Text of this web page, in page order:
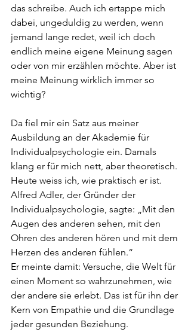
das schreibe. Auch ich ertappe mich
dabei, ungeduldig zu werden, wenn
jemand lange redet, weil ich doch
endlich meine eigene Meinung sagen
oder von mir erzählen möchte. Aber ist
meine Meinung wirklich immer so
wichtig?
Da fiel mir ein Satz aus meiner
Ausbildung an der Akademie für
Individualpsychologie ein. Damals
klang er für mich nett, aber theoretisch.
Heute weiss ich, wie praktisch er ist.
Alfred Adler, der Gründer der
Individualpsychologie, sagte: „Mit den
Augen des anderen sehen, mit den
Ohren des anderen hören und mit dem
Herzen des anderen fühlen.“
Er meinte damit: Versuche, die Welt für
einen Moment so wahrzunehmen, wie
der andere sie erlebt. Das ist für ihn der
Kern von Empathie und die Grundlage
jeder gesunden Beziehung.